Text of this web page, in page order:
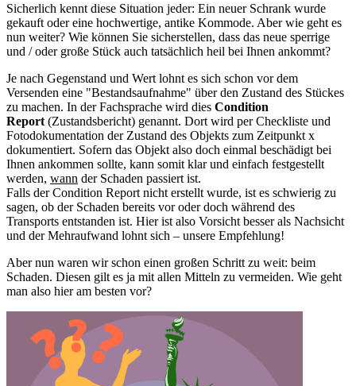
Sicherlich kennt diese Situation jeder: Ein neuer Schrank wurde
gekauft oder eine hochwertige, antike Kommode. Aber wie geht es
nun weiter? Wie können Sie sicherstellen, dass das neue sperrige
und / oder große Stück auch tatsächlich heil bei Ihnen ankommt?
Je nach Gegenstand und Wert lohnt es sich schon vor dem
Versenden eine "Bestandsaufnahme" über den Zustand des Stückes
zu machen. In der Fachsprache wird dies Condition
Report (Zustandsbericht) genannt. Dort wird per Checkliste und
Fotodokumentation der Zustand des Objekts zum Zeitpunkt x
dokumentiert. Sofern das Objekt also doch einmal beschädigt bei
Ihnen ankommen sollte, kann somit klar und einfach festgestellt
werden, wann der Schaden passiert ist.
Falls der Condition Report nicht erstellt wurde, ist es schwierig zu
sagen, ob der Schaden bereits vor oder doch während des
Transports entstanden ist. Hier ist also Vorsicht besser als Nachsicht
und der Mehraufwand lohnt sich – unsere Empfehlung!
Aber nun waren wir schon einen großen Schritt zu weit: beim
Schaden. Diesen gilt es ja mit allen Mitteln zu vermeiden. Wie geht
man also hier am besten vor?